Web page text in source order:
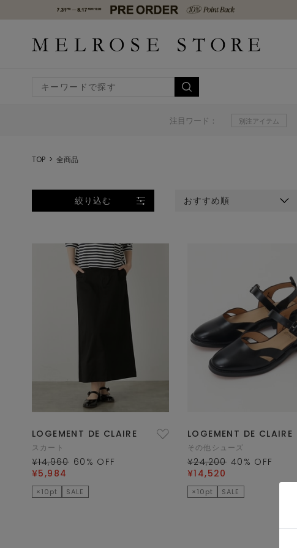
注目ワード： 別注アイテム
TOP 全商品
絞り込む おすすめ順
LOGEMENT DE CLAIRE
スカート
¥14,960 60 % OFF
¥5,984
×10pt SALE
LOGEMENT DE CLAIRE
その他シューズ
¥24,200 40 % OFF
¥14,520
×10pt SALE